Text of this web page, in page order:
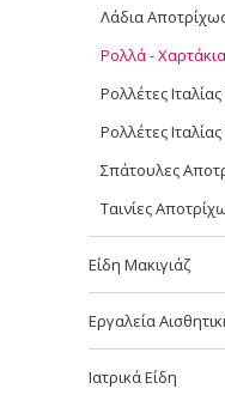
Λάδια
Ρολλά -
Ρολλέτες
Ρολλέτες
Σπάτουλες
Ταινίες
Είδη Μακιγιάζ
Εργαλεία
Ιατρικά Είδη